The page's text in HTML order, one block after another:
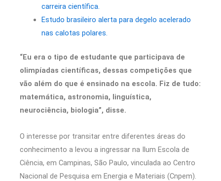
carreira científica.
Estudo brasileiro alerta para degelo acelerado
nas calotas polares.
“Eu era o tipo de estudante que participava de
olimpíadas científicas, dessas competições que
vão além do que é ensinado na escola. Fiz de tudo:
matemática, astronomia, linguística,
neurociência, biologia”, disse.
O interesse por transitar entre diferentes áreas do
conhecimento a levou a ingressar na Ilum Escola de
Ciência, em Campinas, São Paulo, vinculada ao Centro
Nacional de Pesquisa em Energia e Materiais (Cnpem).